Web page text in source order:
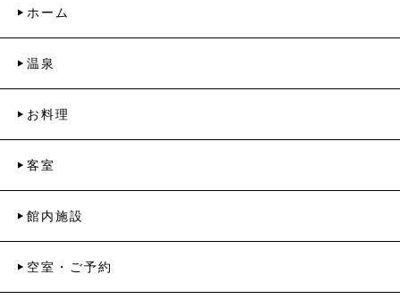
ホーム
温泉
お料理
客室
館内施設
空室・ご予約